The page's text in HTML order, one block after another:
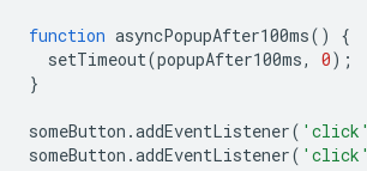
function asyncPopupAfter100ms()
{
setTimeout(popupAfter100ms, 0);
}
someButton .addEventListener( 'click'
someButton .addEventListener( 'click'